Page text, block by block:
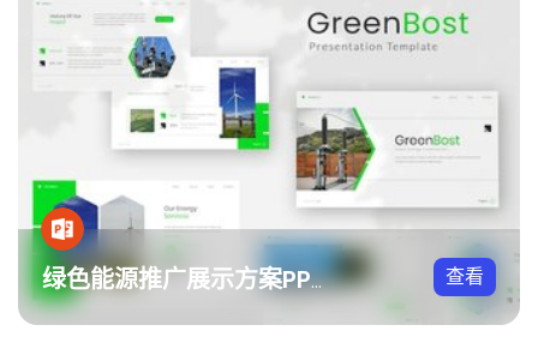
绿色能源推广展示方案PPT模板 查看